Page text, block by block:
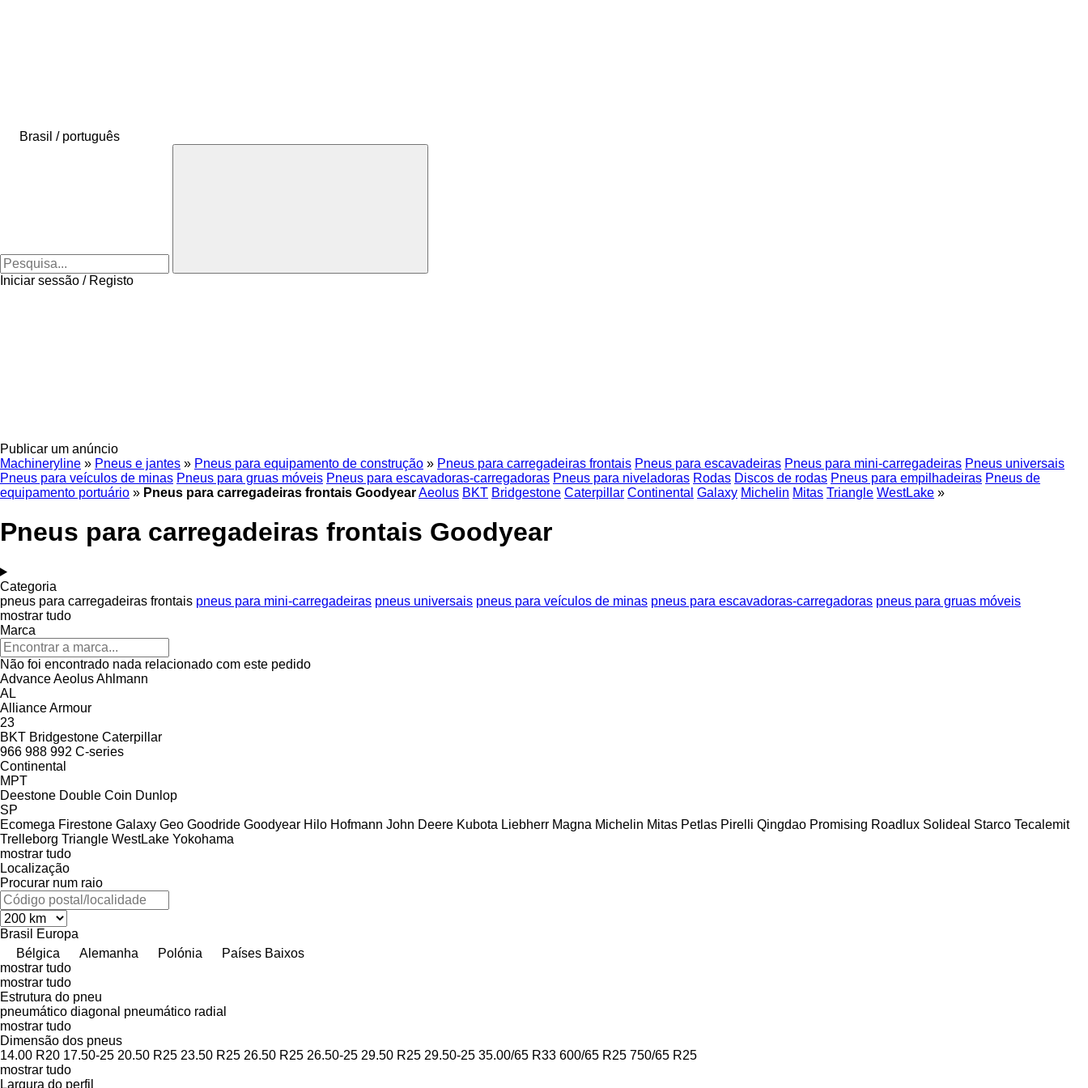
Brasil / português
Iniciar sessão / Registo
Publicar um anúncio
Machineryline » Pneus e jantes » Pneus para equipamento de construção » Pneus para carregadeiras frontais Pneus para escavadeiras Pneus para mini-carregadeiras Pneus universais
Pneus para veículos de minas Pneus para gruas móveis Pneus para escavadoras-carregadoras Pneus para niveladoras Rodas Discos de rodas Pneus para empilhadeiras Pneus de
equipamento portuário » Pneus para carregadeiras frontais GoodyearAeolus BKT Bridgestone Caterpillar Continental Galaxy Michelin Mitas Triangle WestLake »
Pneus para carregadeiras frontais Goodyear
Categoria
pneus para carregadeiras frontais pneus para mini-carregadeiras pneus universais pneus para veículos de minas pneus para escavadoras-carregadoras pneus para gruas móveis
mostrar tudo
Marca
Não foi encontrado nada relacionado com este pedido
AdvanceAeolusAhlmann
AL
AllianceArmour
23
BKT Bridgestone Caterpillar
966 988 992 C-series
Continental
MPT
Deestone Double Coin Dunlop
SP
Ecomega Firestone Galaxy Geo Goodride Goodyear Hilo Hofmann John Deere Kubota Liebherr Magna Michelin Mitas Petlas Pirelli Qingdao Promising Roadlux Solideal Starco Tecalemit
Trelleborg Triangle WestLake Yokohama
mostrar tudo
Localização
Procurar num raio
Brasil
Europa
Bélgica
Alemanha Polónia
Países Baixos
mostrar tudo
mostrar tudo
Estrutura do pneu
pneumático diagonal pneumático radial
mostrar tudo
Dimensão dos pneus
14.00 R20 17.50-25 20.50 R25 23.50 R25 26.50 R25 26.50-25 29.50 R25 29.50-25 35.00/65 R33 600/65 R25 750/65 R25
mostrar tudo
Largura do perfil